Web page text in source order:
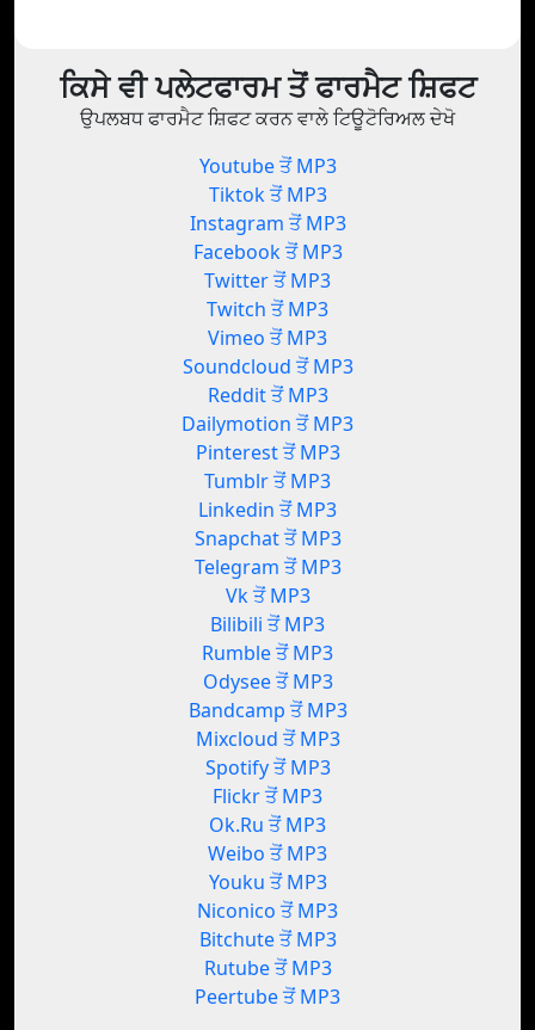
ਕਿਸੇ ਵੀ ਪਲੇਟਫਾਰਮ ਤੋਂ ਫਾਰਮੈਟ ਸ਼ਿਫਟ
ਉਪਲਬਧ ਫਾਰਮੈਟ ਸ਼ਿਫਟ ਕਰਨ ਵਾਲੇ ਟਿਊਟੋਰਿਅਲ ਦੇਖੋ
Youtube ਤੋਂ MP3
Tiktok ਤੋਂ MP3
Instagram ਤੋਂ MP3
Facebook ਤੋਂ MP3
Twitter ਤੋਂ MP3
Twitch ਤੋਂ MP3
Vimeo ਤੋਂ MP3
Soundcloud ਤੋਂ MP3
Reddit ਤੋਂ MP3
Dailymotion ਤੋਂ MP3
Pinterest ਤੋਂ MP3
Tumblr ਤੋਂ MP3
Linkedin ਤੋਂ MP3
Snapchat ਤੋਂ MP3
Telegram ਤੋਂ MP3
Vk ਤੋਂ MP3
Bilibili ਤੋਂ MP3
Rumble ਤੋਂ MP3
Odysee ਤੋਂ MP3
Bandcamp ਤੋਂ MP3
Mixcloud ਤੋਂ MP3
Spotify ਤੋਂ MP3
Flickr ਤੋਂ MP3
Ok.Ru ਤੋਂ MP3
Weibo ਤੋਂ MP3
Youku ਤੋਂ MP3
Niconico ਤੋਂ MP3
Bitchute ਤੋਂ MP3
Rutube ਤੋਂ MP3
Peertube ਤੋਂ MP3